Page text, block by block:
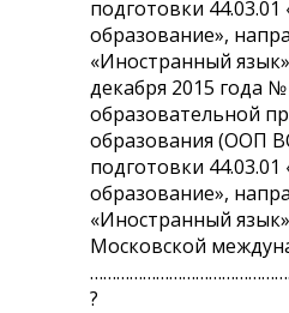
подготовки 44.03.01
образование»,
«Иностранный
декабря 2015 года
образовательной
образования (ООП
подготовки 44.03.01
образование»,
«Иностранный
Московской
?